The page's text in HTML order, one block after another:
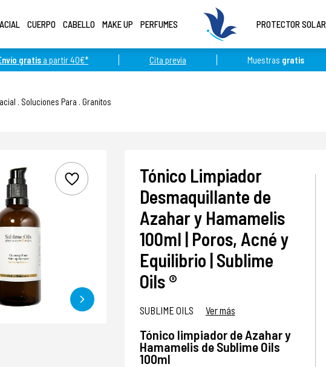
gratis a partir 40€* Cita previa Muestras gratis
CUERPO CABELLO MAKE UP PERFUMES PROTECTOR SOLAR
Soluciones Para Granitos
Tónico Limpiador
Desmaquillante de
Azahar y Hamamelis
100ml | Poros, Acné y
Equilibrio | Sublime
Oils ®
SUBLIME OILS Ver más
Tónico limpiador de Azahar y
Hamamelis de Sublime Oils
100ml